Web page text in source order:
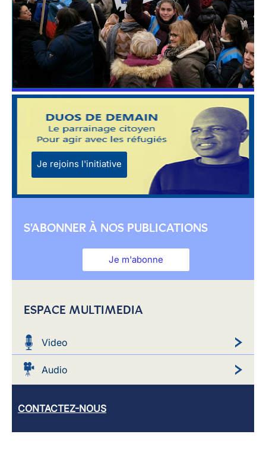
Je rejoins l'initiative
S'ABONNER À NOS PUBLICATIONS
Je m'abonne
ESPACE MULTIMEDIA
Video
Audio
CONTACTEZ-NOUS